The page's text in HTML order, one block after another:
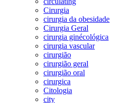
Cirurgia
cirurgia da obesidade
Cirurgia Geral
cirurgia ginécológica
cirurgia vascular
cirurgião
cirurgião geral
cirurgião oral
cirurgica
Citologia
city